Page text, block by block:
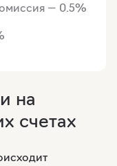
— 0.5%
на
счетах